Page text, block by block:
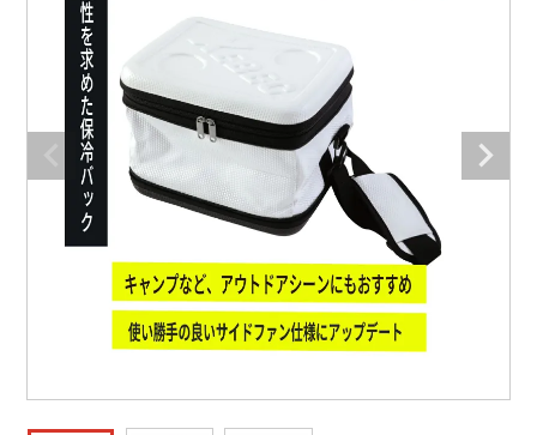
防寒着
作業用手袋
アウトドア・スポーツ
ワークスーツ
コンプレッションウェア
ミズノ安全靴ランキング
作業着ランキング
アウトドアウェアランキング
つなぎランキング
空調服ランキング
コーコス ジーベック
クロダルマ 桑和
クレヒフク
おたふく手袋 マック
農作業服
電気・設備作業服
配達・営業作業服
自動車整備士作業服
DIY・日曜大工作業服